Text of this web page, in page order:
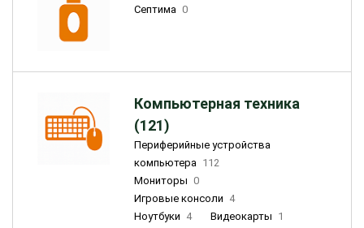
Септима 0
Компьютерная техника
(121)
Периферийные устройства
компьютера 112
Мониторы 0
Игровые консоли 4
Ноутбуки 4 Видеокарты 1